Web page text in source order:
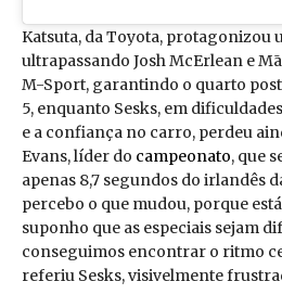
Katsuta, da Toyota, protagonizou
ultrapassando Josh McErlean e
M-Sport, garantindo o quarto
5, enquanto Sesks, em
e a confiança no carro, perdeu
Evans, líder do campeonato, que
apenas 8,7 segundos do irlandês
percebo o que mudou, porque
suponho que as especiais sejam
conseguimos encontrar o ritmo
referiu Sesks, visivelmente